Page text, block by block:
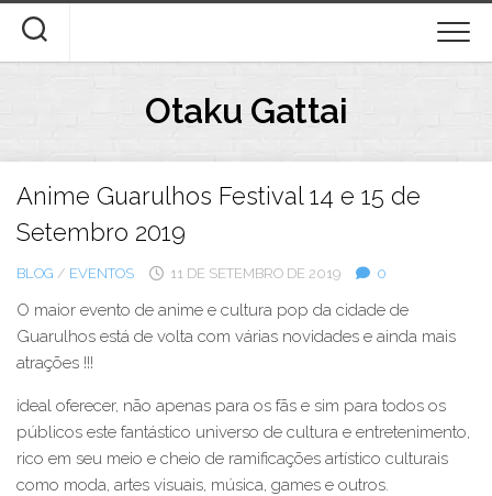
content
Otaku Gattai
Anime Guarulhos Festival 14 e 15 de
Setembro 2019
BLOG / EVENTOS 11 DE SETEMBRO DE 2019 0
O maior evento de anime e cultura pop da cidade de
Guarulhos está de volta com várias novidades e ainda mais
atrações !!!
ideal oferecer, não apenas para os fãs e sim para todos os
públicos este fantástico universo de cultura e entretenimento,
rico em seu meio e cheio de ramificações artístico culturais
como moda, artes visuais, música, games e outros.